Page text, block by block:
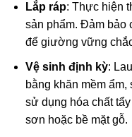
Lắp ráp: Thực hiện
sản phẩm. Đảm bảo
để giường vững
Vệ sinh định kỳ:
bằng khăn mềm
sử dụng hóa chất
sơn hoặc bề mặt gỗ.